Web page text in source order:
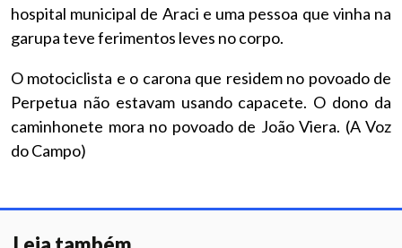
hospital municipal de Araci e uma pessoa que vinha na
garupa teve ferimentos leves no corpo.
O motociclista e o carona que residem no povoado de
Perpetua não estavam usando capacete. O dono da
caminhonete mora no povoado de João Viera. (A Voz
do Campo)